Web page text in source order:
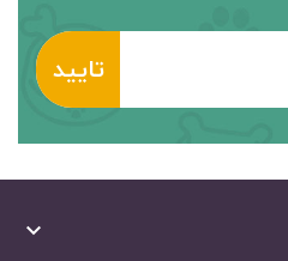
keyboard_arrow_down